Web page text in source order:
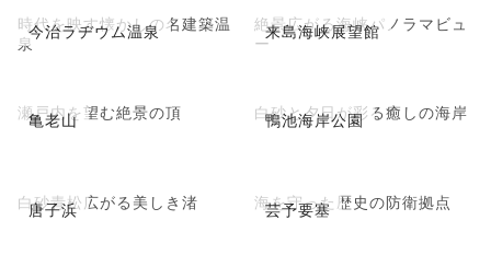
今治ラヂウム温泉
時代を映す懐かしの名建築温
泉
来島海峡展望館
絶景広がる海峡パノラマビュ
ー
亀老山
瀬戸内を望む絶景の頂 鴨池海岸公園
白砂と夕日が彩る癒しの海岸
唐子浜
白砂青松広がる美しき渚 芸予要塞
海を守った歴史の防衛拠点